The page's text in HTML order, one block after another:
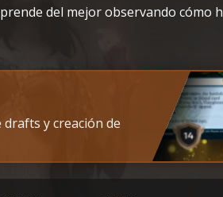
del mejor observando cómo
y creación de